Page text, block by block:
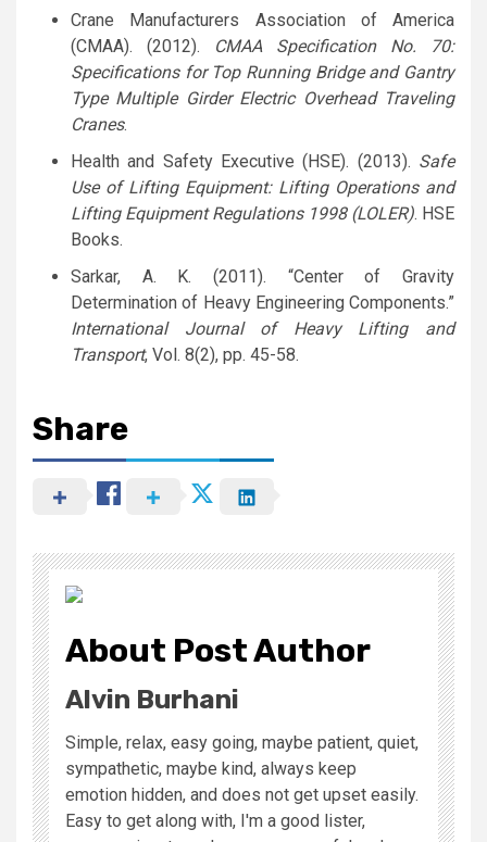
Crane Manufacturers Association of America
(CMAA). (2012).
CMAA Specification No. 70:
Specifications for Top Running Bridge and Gantry
Type Multiple Girder Electric Overhead Traveling
Cranes.
Health and Safety Executive (HSE). (2013). Safe
Use of Lifting Equipment: Lifting Operations and
Lifting Equipment Regulations 1998 (LOLER). HSE
Books.
Sarkar, A. K. (2011). “Center of Gravity
Determination of Heavy Engineering Components.”
International Journal of Heavy Lifting and
Transport, Vol. 8(2), pp. 45-58.
Share
About Post Author
Alvin Burhani
Simple, relax, easy going, maybe patient, quiet,
sympathetic, maybe kind, always keep
emotion hidden, and does not get upset easily.
Easy to get along with, I'm a good lister,